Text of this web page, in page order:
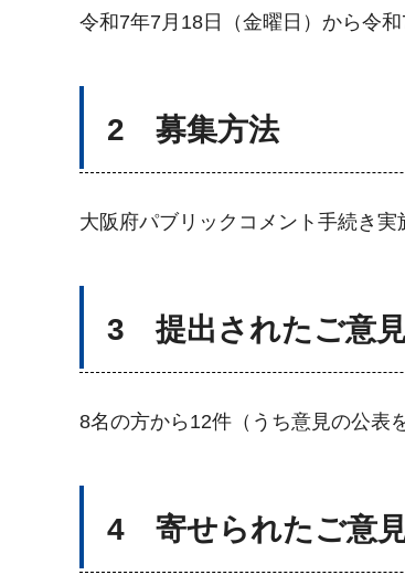
令和7年7月18日（金曜日）から令
2 募集方法
大阪府パブリックコメント手続き
3 提出されたご意
8名の方から12件（うち意見の公表
4 寄せられたご意